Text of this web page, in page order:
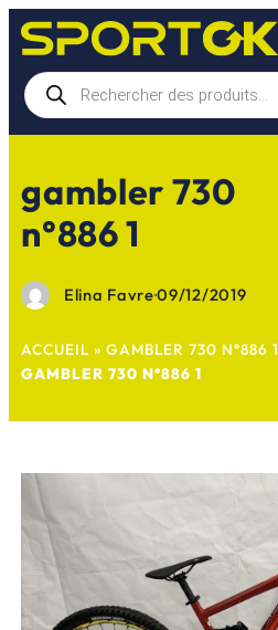
Aller
au
contenu
Recherche
de
produits
gambler 730
n°886 1
Elina Favre·09/12/2019
ACCUEIL » GAMBLER 730 N°886 1
GAMBLER 730 N°886 1